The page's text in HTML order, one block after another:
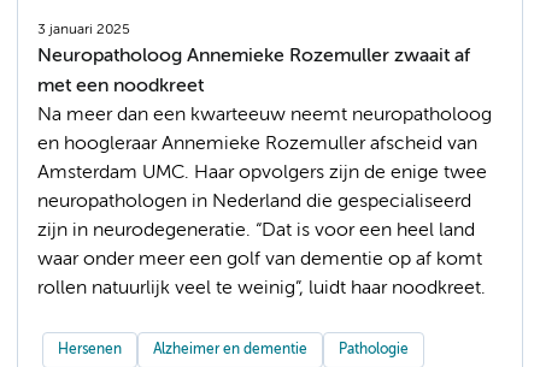
3 januari 2025
Neuropatholoog Annemieke Rozemuller zwaait af
met een noodkreet
Na meer dan een kwarteeuw neemt neuropatholoog
en hoogleraar Annemieke Rozemuller afscheid van
Amsterdam UMC. Haar opvolgers zijn de enige twee
neuropathologen in Nederland die gespecialiseerd
zijn in neurodegeneratie. “Dat is voor een heel land
waar onder meer een golf van dementie op af komt
rollen natuurlijk veel te weinig”, luidt haar noodkreet.
Hersenen Alzheimer en dementie Pathologie